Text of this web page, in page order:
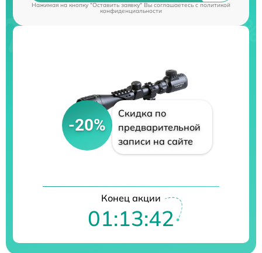
Нажимая на кнопку "Оставить заявку" Вы соглашаетесь cполитикой
конфиденциальности
-20%
Скидка по
предварительной
записи на сайте
Конец акции
01:13:42